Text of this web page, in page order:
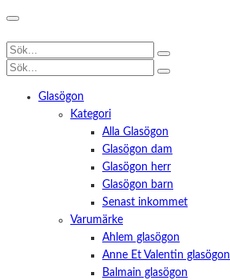
Glasögon
Kategori
Alla Glasögon
Glasögon dam
Glasögon herr
Glasögon barn
Senast inkommet
Varumärke
Ahlem glasögon
Anne Et Valentin glasögon
Balmain glasögon